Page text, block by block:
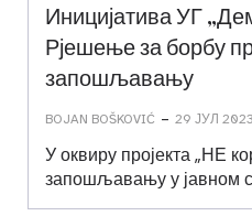
Иницијатива УГ
Рјешење за борбу
запошљавању
BOJAN BOŠKOVIĆ - 29 ЈУЛ 2023
У оквиру пројекта „НЕ
запошљавању у јавном